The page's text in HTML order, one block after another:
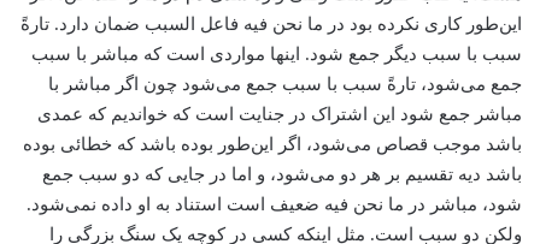
این‌طور کاری نکرده بود در ما نحن فیه فاعل السبب ضمان دارد. تارةً
سبب با سبب دیگر جمع شود. اینها مواردی است که مباشر با سبب
جمع می‌شود، تارةً سبب با سبب جمع می‌شود چون اگر مباشر با
مباشر جمع شود این اشتراک در جنایت است که خواندیم که عمدی
باشد موجب قصاص می‌شود، اگر این‌طور بوده باشد که خطائی بوده
باشد دیه تقسیم بر هر دو می‌شود، و اما در جایی که دو سبب جمع
شود، مباشر در ما نحن فیه ضعیف است استناد به او داده نمی‌شود.
ولکن دو سبب است. مثل اینکه کسی در کوچه یک سنگ بزرگی را